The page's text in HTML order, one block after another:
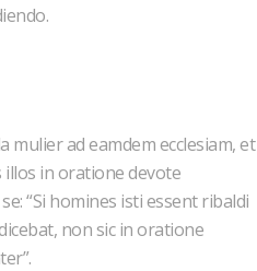
mulier ad eamdem ecclesiam, et
in oratione devote
“Si homines isti essent ribaldi
non sic in oratione